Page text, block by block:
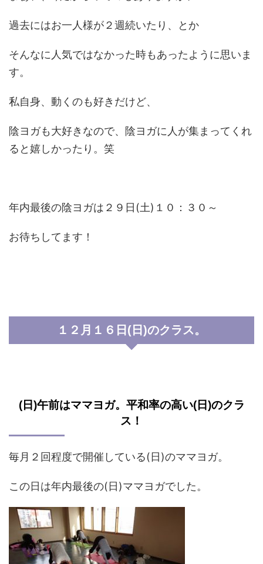
過去にはお一人様が２週続いたり、とか
そんなに人気ではなかった時もあったように思いま
す。
私自身、動くのも好きだけど、
陰ヨガも大好きなので、陰ヨガに人が集まってくれ
ると嬉しかったり。笑
年内最後の陰ヨガは２９日(土)１０：３０～
お待ちしてます！
１２月１６日(日)のクラス。
(日)午前はママヨガ。平和率の高い(日)のクラ
ス！
毎月２回程度で開催している(日)のママヨガ。
この日は年内最後の(日)ママヨガでした。